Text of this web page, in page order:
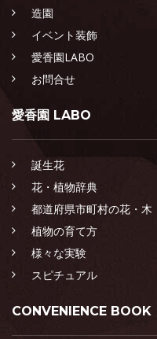
造園
イベント装飾
愛香園LABO
お問合せ
愛香園 LABO
誕生花
花・植物辞典
都道府県市町村の花・木
植物の育て方
様々な実験
スピチュアル
CONVENIENCE BOOK